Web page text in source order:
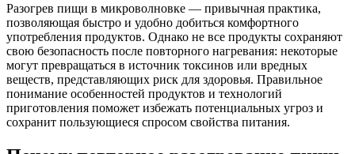
Разогрев пищи в микроволновке — привычная практика,
позволяющая быстро и удобно добиться комфортного
употребления продуктов. Однако не все продукты сохраняют
свою безопасность после повторного нагревания: некоторые
могут превращаться в источник токсинов или вредных
веществ, представляющих риск для здоровья. Правильное
понимание особенностей продуктов и технологий
приготовления поможет избежать потенциальных угроз и
сохранит пользующиеся спросом свойства питания.